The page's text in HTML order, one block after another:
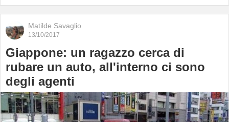
Matilde Savaglio
13/10/2017
Giappone: un ragazzo cerca di
rubare un auto, all'interno ci sono
degli agenti